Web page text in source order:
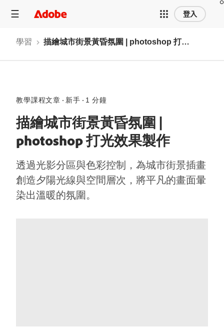
登入
學習 描繪城市街景黃昏氛圍 | photoshop 打光效果製作
教學課程文章 新手 1 分鐘
描繪城市街景黃昏氛圍 |
photoshop 打光效果製作
透過光影分區與色彩控制，為城市街景插畫
創造夕陽光線與空間層次，將平凡的畫面暈
染出溫暖的氛圍。